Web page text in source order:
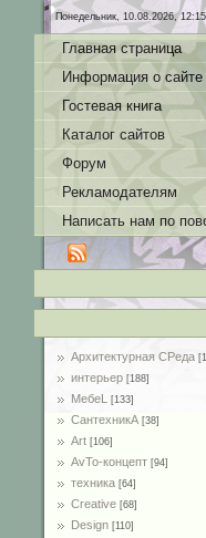
Понедельник, 10.08.2026,
Главная страница
Информация о сайте
Гостевая книга
Каталог сайтов
Форум
Рекламодателям
Написать нам по
Архитектурная СРеда
интерьер [188]
MебеL [133]
СантехникА [38]
Art [106]
AvTo-концепт [94]
техника [64]
Creative [68]
Design [110]